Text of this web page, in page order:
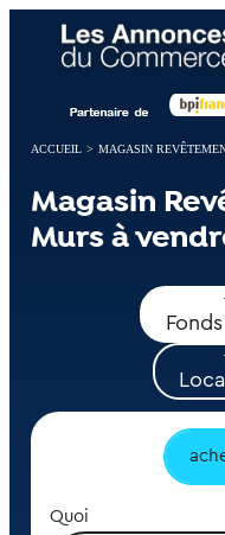
ACCUEIL > MAGASIN
Magasin
Murs à
Quoi
Panneau de gestion des